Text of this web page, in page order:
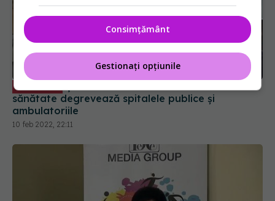
EXCLUSIV
sănătate degrevează spitalele publice și
ambulatoriile
10 feb 2022, 22:11
Consimțământ
Gestionați opțiunile